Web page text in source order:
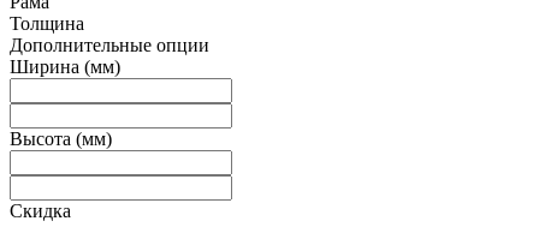
Толщина
Дополнительные опции
Ширина (мм)
Высота (мм)
Скидка